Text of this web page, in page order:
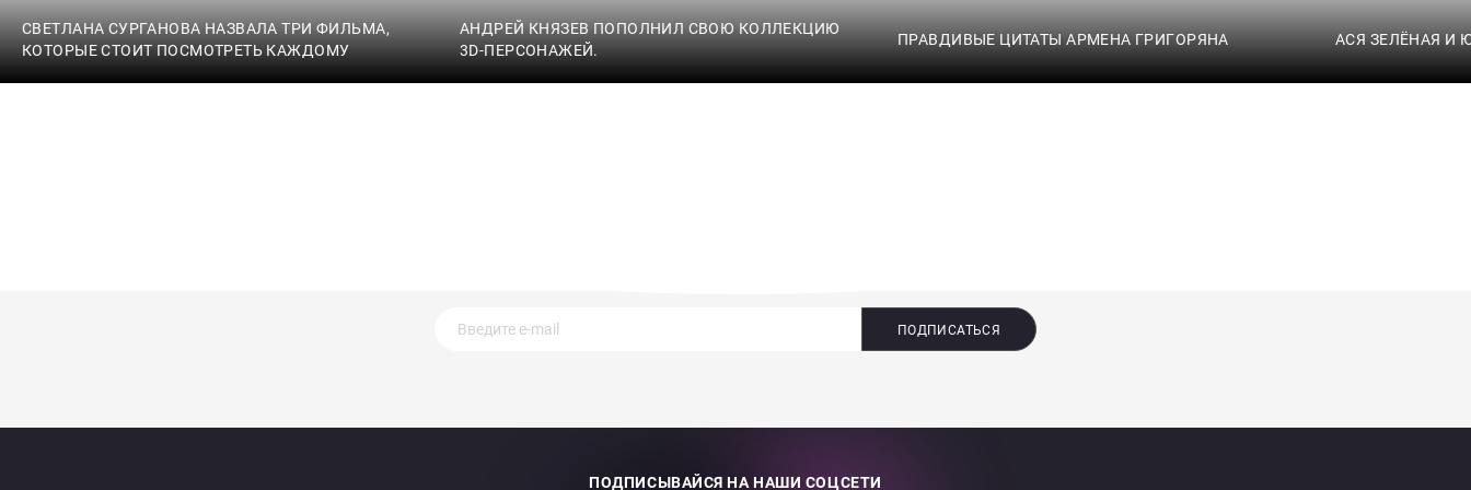
СВЕТЛАНА СУРГАНОВА НАЗВАЛА ТРИ ФИЛЬМА,
КОТОРЫЕ СТОИТ ПОСМОТРЕТЬ КАЖДОМУ
АНДРЕЙ КНЯЗЕВ ПОПОЛНИЛ СВОЮ КОЛЛЕКЦИЮ
3D-ПЕРСОНАЖЕЙ.
ПРАВДИВЫЕ ЦИТАТЫ АРМЕНА ГРИГОРЯНА АСЯ ЗЕЛЁНАЯ И
ПОДПИСАТЬСЯ
ПОДПИСЫВАЙСЯ НА НАШИ СОЦСЕТИ